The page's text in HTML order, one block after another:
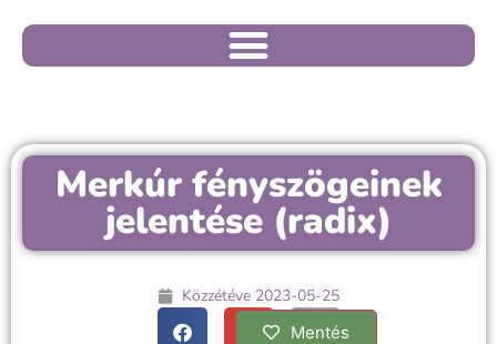
Merkúr fényszögeinek
jelentése (radix)
Közzétéve 2023-05-25
Mentés